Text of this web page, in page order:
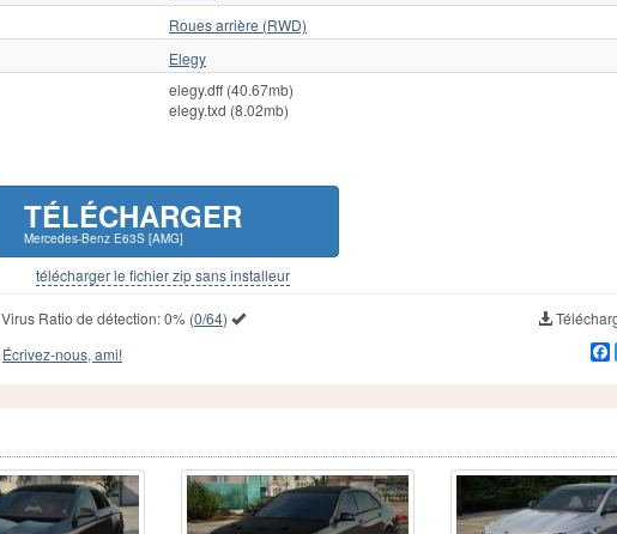
Roues arrière (RWD)
Elegy
elegy.dff (40.67mb)
elegy.txd (8.02mb)
TÉLÉCHARGER
Mercedes-Benz E63S [AMG]
télécharger le fichier zip sans installeur
Virus Ratio de détection:0%(0/64)
Écrivez-nous, ami!